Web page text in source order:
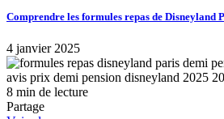
Comprendre les formules repas de Disneyland
4 janvier 2025
8 min de lecture
Partage